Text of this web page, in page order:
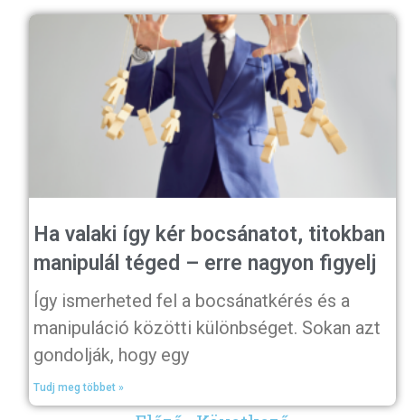
Ha valaki így kér bocsánatot, titokban
manipulál téged – erre nagyon figyelj
Így ismerheted fel a bocsánatkérés és a
manipuláció közötti különbséget. Sokan azt
gondolják, hogy egy
Tudj meg többet »